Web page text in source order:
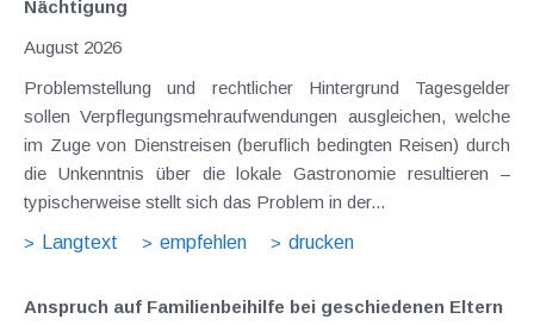
Nächtigung
August 2026
Problemstellung und rechtlicher Hintergrund Tagesgelder
sollen Verpflegungsmehraufwendungen ausgleichen, welche
im Zuge von Dienstreisen (beruflich bedingten Reisen) durch
die Unkenntnis über die lokale Gastronomie resultieren –
typischerweise stellt sich das Problem in der...
Langtext
empfehlen drucken
Anspruch auf Familienbeihilfe bei geschiedenen Eltern